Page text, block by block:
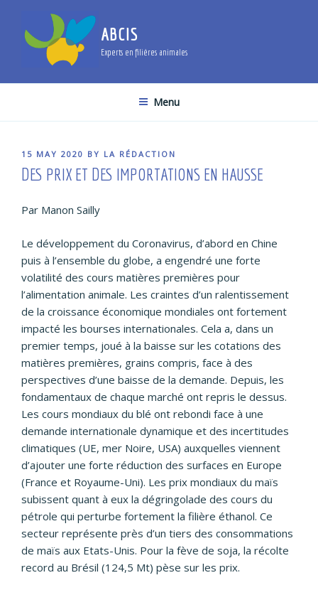
content
ABCIS
Experts en filières animales
Menu
POSTED
ON
15 MAY 2020 BY LA RÉDACTION
DES PRIX ET DES IMPORTATIONS EN HAUSSE
Par Manon Sailly
Le développement du Coronavirus, d’abord en Chine
puis à l’ensemble du globe, a engendré une forte
volatilité des cours matières premières pour
l’alimentation animale. Les craintes d’un ralentissement
de la croissance économique mondiales ont fortement
impacté les bourses internationales. Cela a, dans un
premier temps, joué à la baisse sur les cotations des
matières premières, grains compris, face à des
perspectives d’une baisse de la demande. Depuis, les
fondamentaux de chaque marché ont repris le dessus.
Les cours mondiaux du blé ont rebondi face à une
demande internationale dynamique et des incertitudes
climatiques (UE, mer Noire, USA) auxquelles viennent
d’ajouter une forte réduction des surfaces en Europe
(France et Royaume-Uni). Les prix mondiaux du maïs
subissent quant à eux la dégringolade des cours du
pétrole qui perturbe fortement la filière éthanol. Ce
secteur représente près d’un tiers des consommations
de maïs aux Etats-Unis. Pour la fève de soja, la récolte
record au Brésil (124,5 Mt) pèse sur les prix.